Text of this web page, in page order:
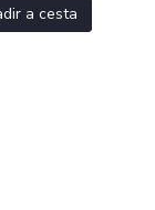
a cesta